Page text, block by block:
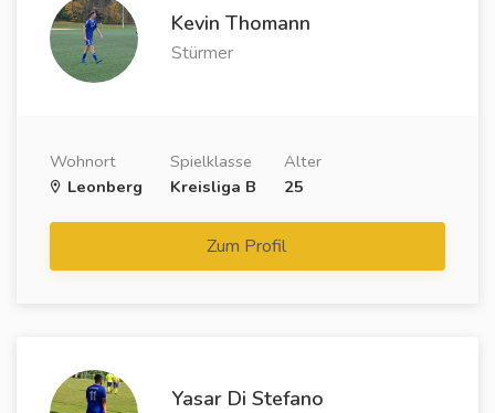
Kevin Thomann
Stürmer
Wohnort
Leonberg
Spielklasse
Kreisliga B
Alter
25
Zum Profil
Yasar Di Stefano